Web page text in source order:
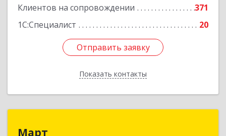
Клиентов на сопровождении
371
1С:Специалист
20
Отправить заявку
Показать контакты
Отправить заявку
Назад
Март